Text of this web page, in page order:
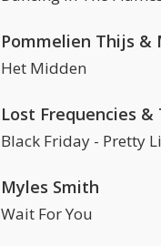
Pommelien Thijs &
Het Midden
Lost Frequencies &
Black Friday - Pretty
Myles Smith
Wait For You